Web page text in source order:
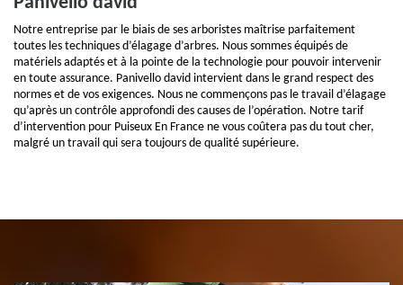
Notre entreprise par le biais de ses arboristes maîtrise parfaitement
toutes les techniques d’élagage d’arbres. Nous sommes équipés de
matériels adaptés et à la pointe de la technologie pour pouvoir intervenir
en toute assurance. Panivello david intervient dans le grand respect des
normes et de vos exigences. Nous ne commençons pas le travail d’élagage
qu’après un contrôle approfondi des causes de l’opération. Notre tarif
d’intervention pour Puiseux En France ne vous coûtera pas du tout cher,
malgré un travail qui sera toujours de qualité supérieure.